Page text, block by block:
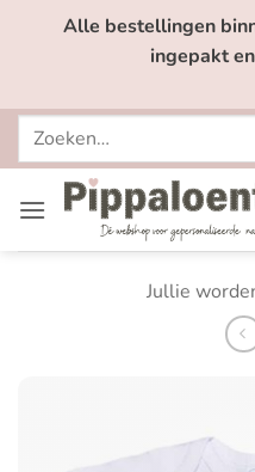
Alle bestellingen
ingepakt
Zoeken
Jullie